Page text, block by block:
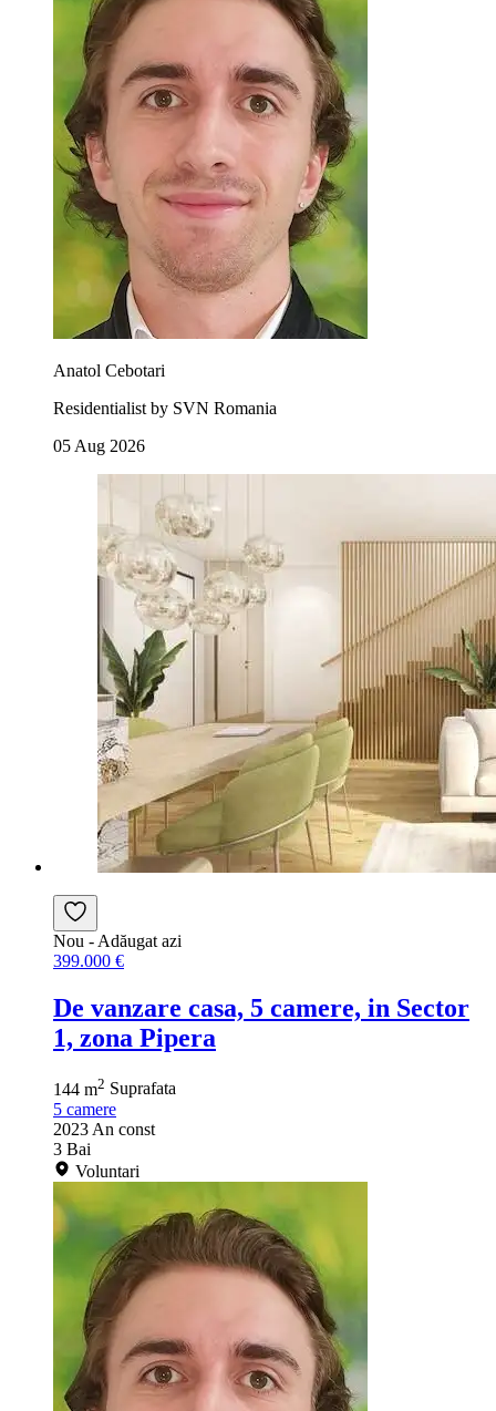
Anatol Cebotari
Residentialist by SVN Romania
05 Aug 2026
Nou - Adăugat azi
399.000 €
De vanzare casa, 5 camere, in Sector
1, zona Pipera
144 m2 Suprafata
5 camere
2023 An const
3 Bai
Voluntari